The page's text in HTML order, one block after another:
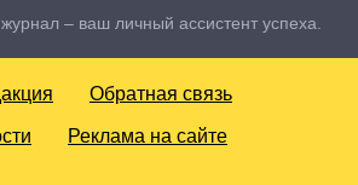
– ваш личный ассистент успеха.
Обратная связь
Реклама на сайте